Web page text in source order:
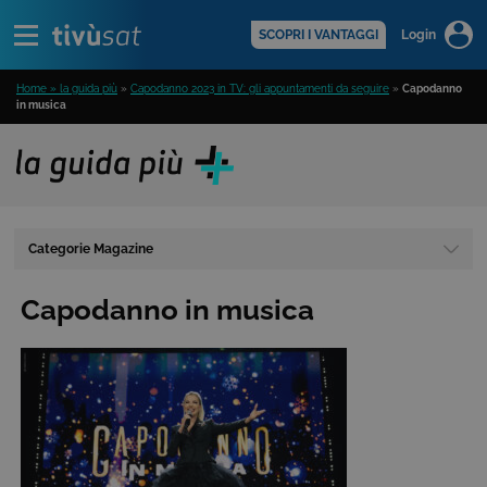
SCOPRI I VANTAGGI Login
Home » la guida più » Capodanno 2023 in TV: gli appuntamenti da seguire » Capodanno
in musica
Categorie Magazine
Capodanno in musica